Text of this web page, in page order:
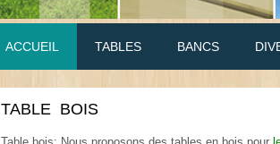
ACCUEIL TABLES BANCS
TABLE BOIS